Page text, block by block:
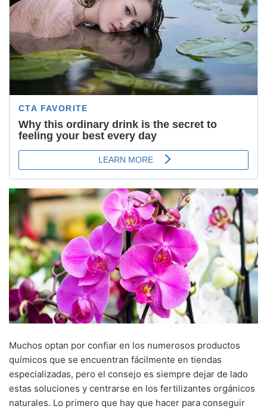
Muchos optan por confiar en los numerosos productos
químicos que se encuentran fácilmente en tiendas
especializadas, pero el consejo es siempre dejar de lado
estas soluciones y centrarse en los fertilizantes orgánicos
naturales. Lo primero que hay que hacer para conseguir